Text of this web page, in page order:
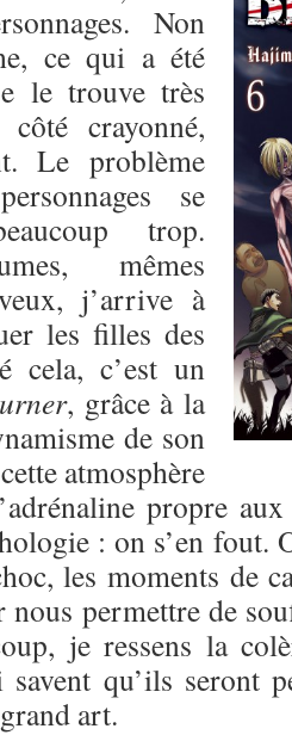
Non
ce qui a été
le trouve très
crayonné,
Le problème
se
trop.
mêmes
j’arrive à
les filles des
cela, c’est un
, grâce à la
de son
atmosphère
propre
: on s’en fout.
les moments de
nous permettre de
je ressens la
savent qu’ils seront
art.